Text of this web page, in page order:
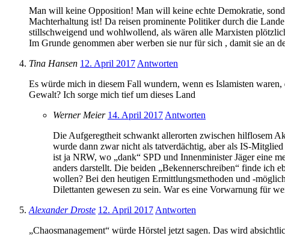
Man will keine Opposition! Man will keine echte Demokratie,
Machterhaltung ist! Da reisen prominente Politiker durch die
stillschweigend und wohlwollend, als wären alle Marxisten
Im Grunde genommen aber werben sie nur für sich , damit sie an
Tina Hansen 12. April 2017 Antworten
Es würde mich in diesem Fall wundern, wenn es Islamisten
Gewalt? Ich sorge mich tief um dieses Land
Werner Meier 14. April 2017 Antworten
Die Aufgeregtheit schwankt allerorten zwischen hilflosem
wurde dann zwar nicht als tatverdächtig, aber als IS-
ist ja NRW, wo „dank“ SPD und Innenminister Jäger eine
anders darstellt. Die beiden „Bekennerschreiben“ finde ich
wollen? Bei den heutigen Ermittlungsmethoden und -
Dilettanten gewesen zu sein. War es eine Vorwarnung für
Alexander Droste 12. April 2017 Antworten
„Chaosmanagement“ würde Hörstel jetzt sagen. Das wird